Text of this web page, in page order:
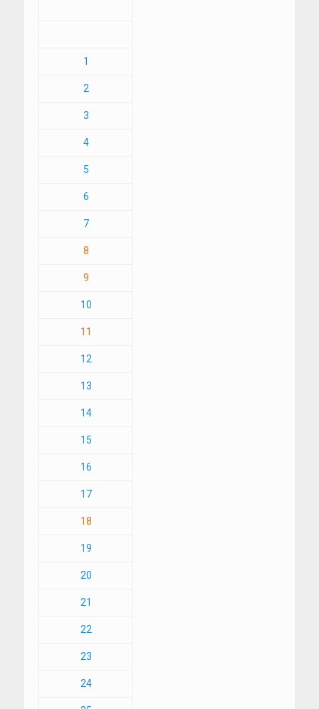
1
2
3
4
5
6
7
8
9
10
11
12
13
14
15
16
17
18
19
20
21
22
23
24